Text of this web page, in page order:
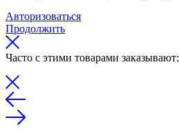
Авторизоваться
Продолжить
Часто с этими товарами заказывают: